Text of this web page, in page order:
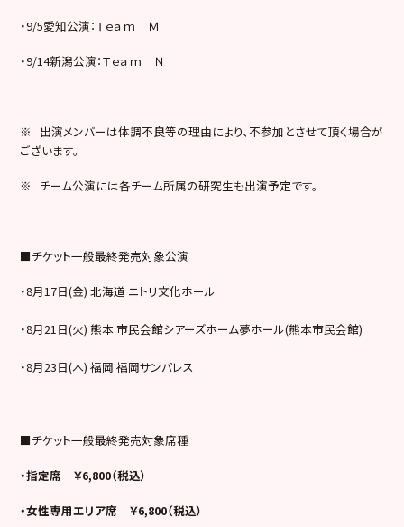
・9/5愛知公演：Ｔｅａｍ Ｍ
・9/14新潟公演：Ｔｅａｍ Ｎ
※ 出演メンバーは体調不良等の理由により、不参加とさせて頂く場合が
ございます。
※ チーム公演には各チーム所属の研究生も出演予定です。
■チケット一般最終発売対象公演
・8月17日(金) 北海道 ニトリ文化ホール
・8月21日(火) 熊本 市民会館シアーズホーム夢ホール(熊本市民会館)
・8月23日(木) 福岡 福岡サンパレス
■チケット一般最終発売対象席種
・指定席 ￥6,800（税込）
・女性専用エリア席 ￥6,800（税込）